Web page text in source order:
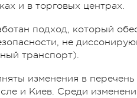
и в торговых центрах.
подход, который
не
транспорт).
изменения в
и Киев. Среди